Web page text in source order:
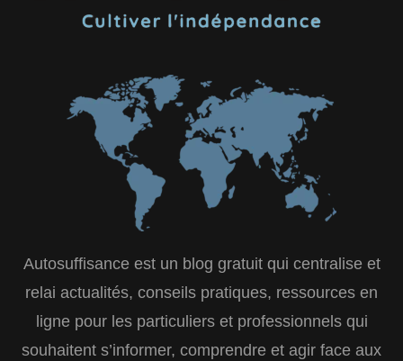
Autosuffisance est un blog gratuit qui centralise et
relai actualités, conseils pratiques, ressources en
ligne pour les particuliers et professionnels qui
souhaitent s’informer, comprendre et agir face aux